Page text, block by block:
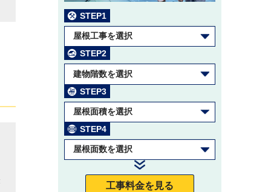
STEP1
屋根工事を選択
STEP2
建物階数を選択
STEP3
屋根面積を選択
STEP4
屋根面数を選択
工事料金を見る